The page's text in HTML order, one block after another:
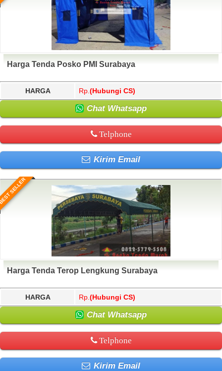
Harga Tenda Posko PMI Surabaya
HARGA Rp. (Hubungi CS)
Chat Whatsapp
Telphone
Kirim Email
SELLER
Harga Tenda Terop Lengkung Surabaya
HARGA Rp. (Hubungi CS)
Chat Whatsapp
Telphone
Kirim Email